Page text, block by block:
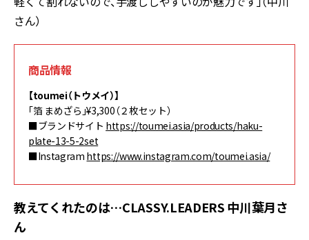
さん）
商品情報
【toumei（トウメイ）】
「箔 まめざら」¥3,300（２枚セット）
■ブランドサイト https://toumei.asia/products/haku-
plate-13-5-2set
■Instagram https://www.instagram.com/toumei.asia/
教えてくれたのは…CLASSY.LEADERS 中川葉月さ
ん